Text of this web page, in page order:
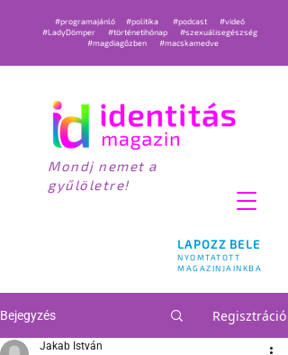
LAPOZZ BELE
NYOMTATOTT
MAGAZINJAINKBA
#programajánló #politika #podcast
#videó
#LadyDömper
#történetihónap
#szexuálisegészség
#magdiagőzben
#macskamedve
Mondj nemet a
gyűlöletre!
Bejegyzés Regisztráció
Jakab István